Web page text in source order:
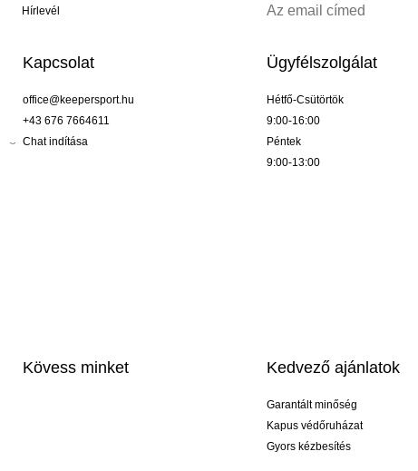
Hírlevél
Kapcsolat
office@keepersport.hu
+43 676 7664611
Chat indítása
Ügyfélszolgálat
Hétfő-Csütörtök
9:00-16:00
Péntek
9:00-13:00
Kövess minket Kedvező ajánlatok
Garantált minőség
Kapus védőruházat
Gyors kézbesítés